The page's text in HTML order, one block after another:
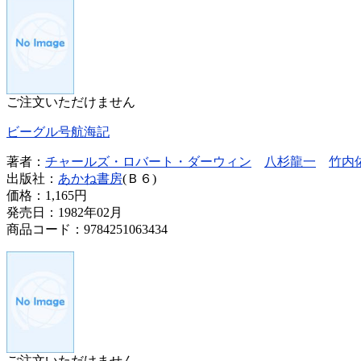
ご注文いただけません
ビーグル号航海記
著者： チャールズ・ロバート・ダーウィン 八杉龍一
竹内
出版社： あかね書房(Ｂ６)
価格： 1,165円
発売日：1982年02月
商品コード：9784251063434